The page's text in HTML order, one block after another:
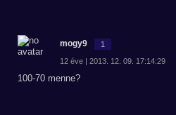
mogy9 1
12 éve | 2013. 12. 09. 17:14:29
100-70 menne?